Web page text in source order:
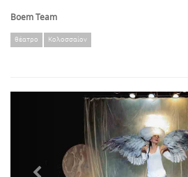
Boem Team
θέατρο Κολοσσαίον
Previous